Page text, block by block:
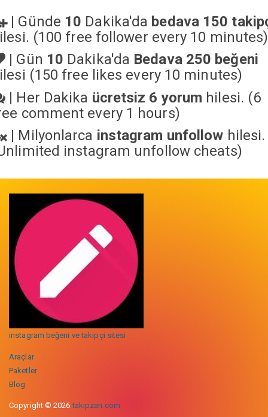
| Günde 10 Dakika'da bedava 150
(100 free follower every 10 minutes)
| Gün 10 Dakika'da Bedava 250 beğeni
(150 free likes every 10 minutes)
| Her Dakika ücretsiz 6 yorum hilesi. (6
comment every 1 hours)
| Milyonlarca instagram unfollow hilesi.
instagram unfollow cheats)
instagram beğeni ve takipçi sitesi
Araçlar
Paketler
Blog
Copyright © 2026takipzan.com